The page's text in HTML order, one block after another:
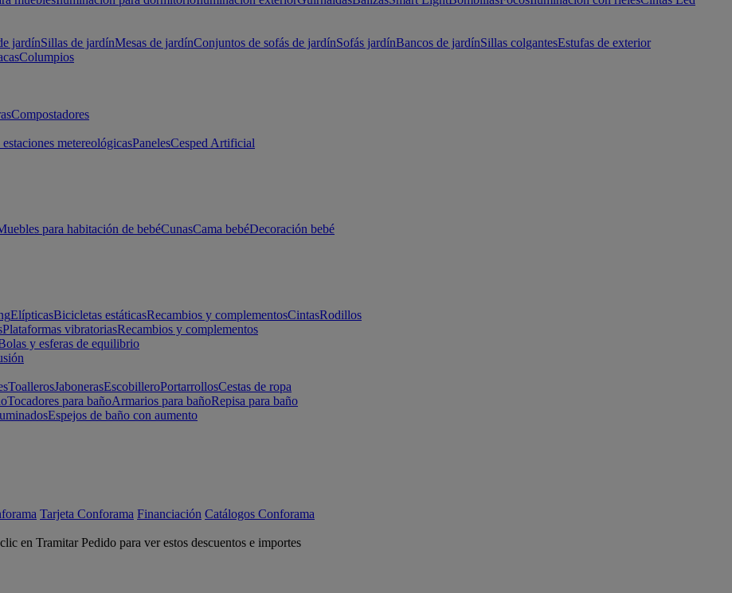
jardínSillas de jardínMesas de jardínConjuntos de sofás de jardínSofás jardínBancos de jardínSillas colgantesEstufas de exterior
Columpios
Compostadores
metereológicasPanelesCesped Artificial
para habitación de bebéCunasCama bebéDecoración bebé
ElípticasBicicletas estáticasRecambios y complementosCintasRodillos
Plataformas vibratoriasRecambios y complementos
y esferas de equilibrio
ToallerosJabonerasEscobilleroPortarrollosCestas de ropa
Tocadores para bañoArmarios para bañoRepisa para baño
Espejos de baño con aumento
Tarjeta Conforama Financiación Catálogos Conforama
en Tramitar Pedido para ver estos descuentos e importes